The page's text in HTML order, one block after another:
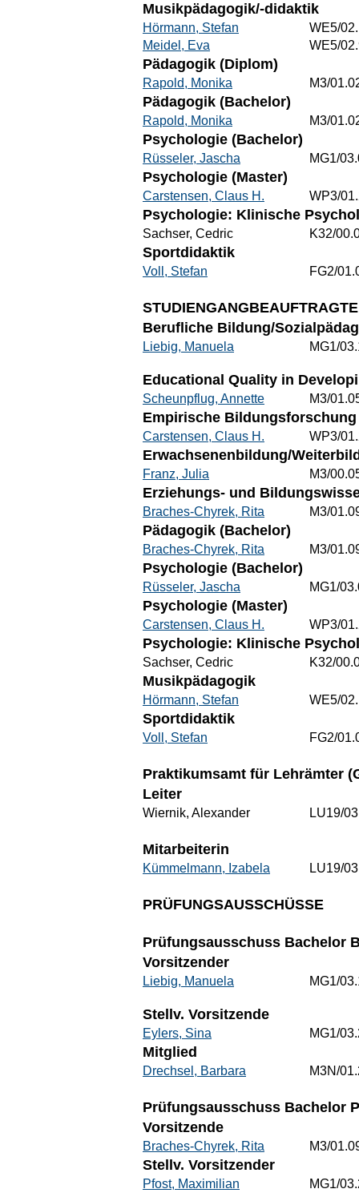
Musikpädagogik/-didaktik
Hörmann, Stefan
WE5/
Meidel, Eva
WE5/
Pädagogik (Diplom)
Rapold, Monika M3/
Pädagogik (Bachelor)
Rapold, Monika M3/
Psychologie (Bachelor)
Rüsseler, Jascha MG1/
Psychologie (Master)
Carstensen, Claus H. WP3/
Psychologie: Klinische
Sachser, Cedric K32/
Sportdidaktik
Voll, Stefan FG2/
STUDIENGANGBEAUFTRAGTE
Berufliche Bildung/
Liebig, Manuela MG1/
Educational Quality in
Scheunpflug, Annette M3/
Empirische Bildungsforschung
Carstensen, Claus H. WP3/
Erwachsenenbildung/
Franz, Julia M3/
Erziehungs- und
Braches-Chyrek, Rita M3/
Pädagogik (Bachelor)
Braches-Chyrek, Rita M3/
Psychologie (Bachelor)
Rüsseler, Jascha MG1/
Psychologie (Master)
Carstensen, Claus H. WP3/
Psychologie: Klinische
Sachser, Cedric K32/
Musikpädagogik
Hörmann, Stefan WE5/
Sportdidaktik
Voll, Stefan FG2/
Praktikumsamt für Lehrämter
Leiter
Wiernik, Alexander LU19/
Mitarbeiterin
Kümmelmann, Izabela LU19/
PRÜFUNGSAUSSCHÜSSE
Prüfungsausschuss Bachelor
Vorsitzender
Liebig, Manuela MG1/
Stellv. Vorsitzende
Eylers, Sina MG1/
Mitglied
Drechsel, Barbara M3N/
Prüfungsausschuss Bachelor
Vorsitzende
Braches-Chyrek, Rita M3/
Stellv. Vorsitzender
Pfost, Maximilian MG1/